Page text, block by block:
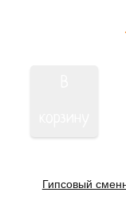
Гипсовый